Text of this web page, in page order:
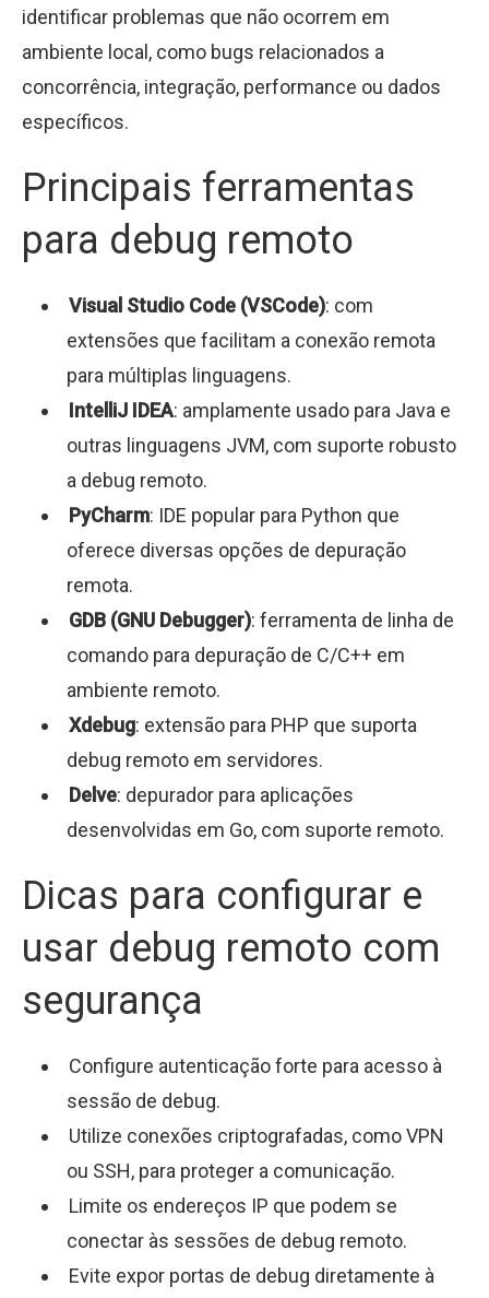
identificar problemas que não ocorrem em
ambiente local, como bugs relacionados a
concorrência, integração, performance ou dados
específicos.
Principais ferramentas
para debug remoto
Visual Studio Code (VSCode): com
extensões que facilitam a conexão remota
para múltiplas linguagens.
IntelliJ IDEA: amplamente usado para Java e
outras linguagens JVM, com suporte robusto
a debug remoto.
PyCharm: IDE popular para Python que
oferece diversas opções de depuração
remota.
GDB (GNU Debugger): ferramenta de linha de
comando para depuração de C/C++ em
ambiente remoto.
Xdebug: extensão para PHP que suporta
debug remoto em servidores.
Delve: depurador para aplicações
desenvolvidas em Go, com suporte remoto.
Dicas para configurar e
usar debug remoto com
segurança
Configure autenticação forte para acesso à
sessão de debug.
Utilize conexões criptografadas, como VPN
ou SSH, para proteger a comunicação.
Limite os endereços IP que podem se
conectar às sessões de debug remoto.
Evite expor portas de debug diretamente à